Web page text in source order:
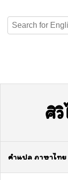
ศิ
คำแปล ภาษาไทย